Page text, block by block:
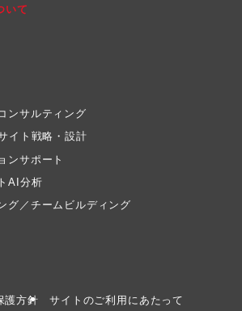
いて
ンサルティング
イト戦略・設計
ンサポート
AI分析
グ／チームビルディング
護方針 サイトのご利用にあたって